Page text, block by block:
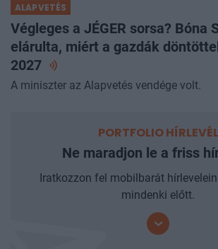
ALAPVETÉS
Végleges a JÉGER sorsa? Bóna
elárulta, miért a gazdák
2027
A miniszter az Alapvetés vendége volt.
PORTFOLIO HÍRLEVÉL
Ne maradjon le a friss
Iratkozzon fel mobilbarát
mindenki előtt.